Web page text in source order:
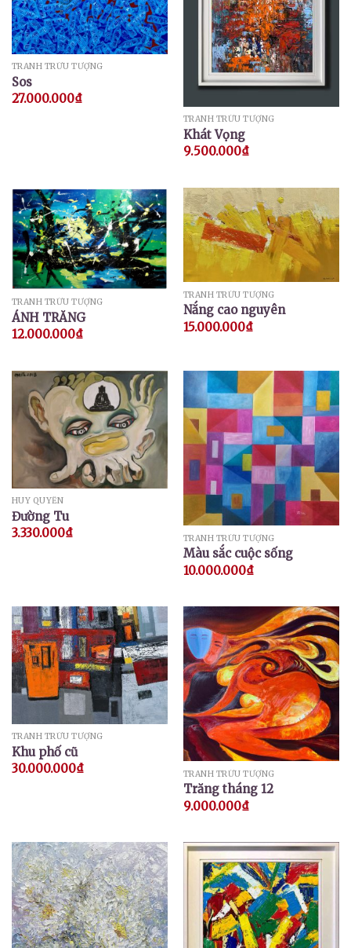
TRANH TRỪU TƯỢNG
Sos
27.000.000₫
TRANH TRỪU TƯỢNG
Khát Vọng
9.500.000₫
TRANH TRỪU TƯỢNG
ÁNH TRĂNG
12.000.000₫
TRANH TRỪU TƯỢNG
Nắng cao nguyên
15.000.000₫
HUY QUYỂN
Đường Tu
3.330.000₫ TRANH TRỪU TƯỢNG
Màu sắc cuộc sống
10.000.000₫
TRANH TRỪU TƯỢNG
Khu phố cũ
30.000.000₫ TRANH TRỪU TƯỢNG
Trăng tháng 12
9.000.000₫